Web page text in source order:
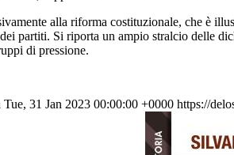
alla riforma costituzionale, che è
partiti. Si riporta un ampio stralcio delle
di pressione.
Tue, 31 Jan 2023 00:00:00 +0000 https://